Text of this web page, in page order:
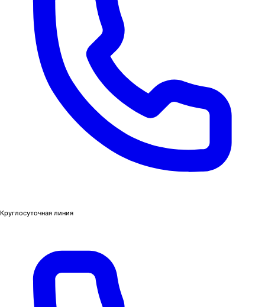
Круглосуточная линия